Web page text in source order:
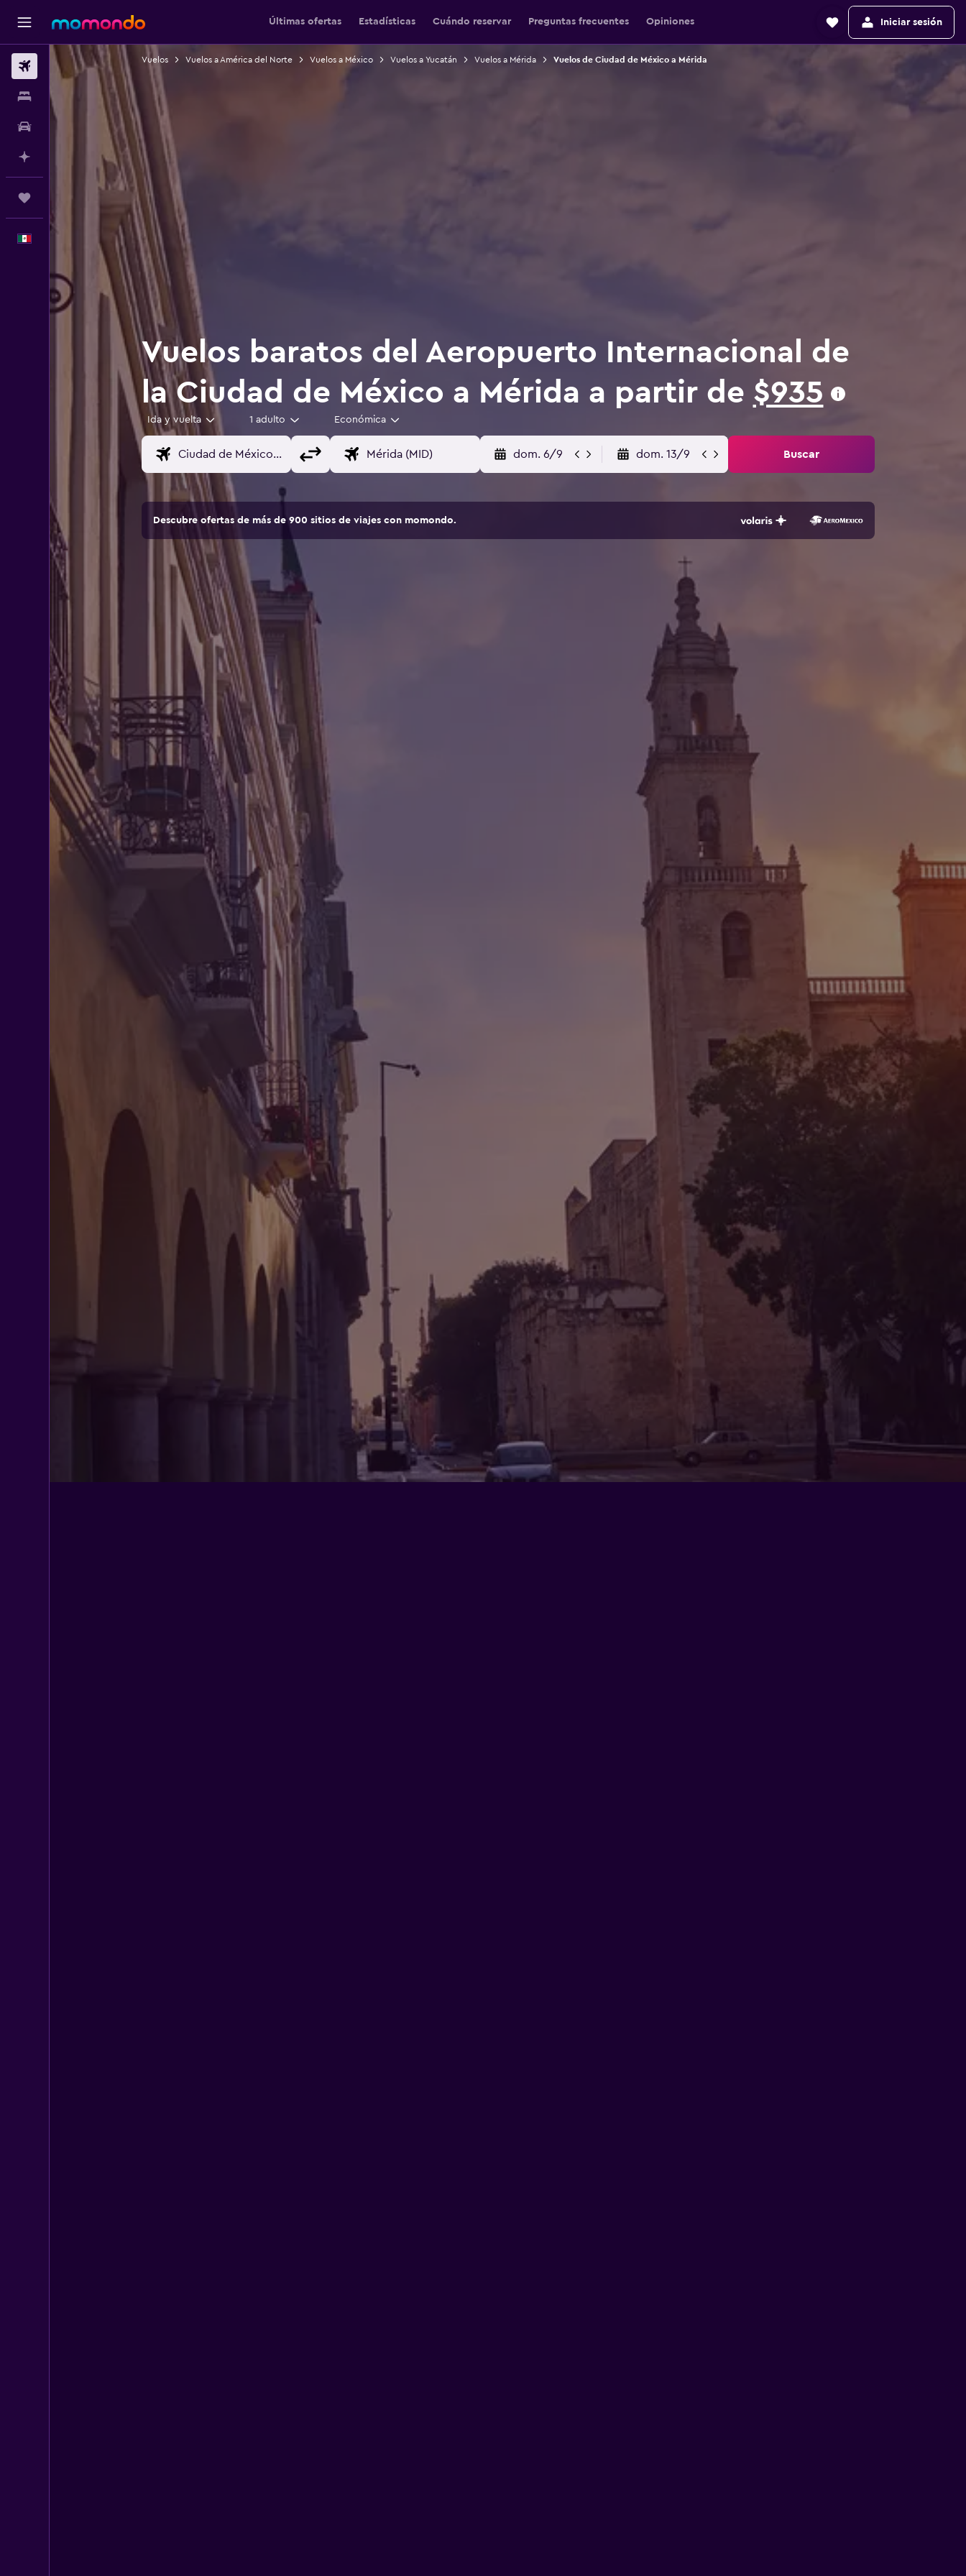
Últimas ofertas Estadísticas Cuándo reservar Preguntas frecuentes Opiniones Iniciar sesión
Vuelos
Alojamientos
Planifica con IA
Vuelos Vuelos a América del Norte Vuelos a México Vuelos a Yucatán Vuelos a Mérida Vuelos de Ciudad de México a Mérida
Vuelos baratos del Aeropuerto Internacional de
la Ciudad de México a Mérida a partir de $935
Ida y vuelta 1 adulto Económica
dom. 6/9 dom. 13/9 Buscar
Descubre ofertas de más de 900 sitios de viajes con momondo.